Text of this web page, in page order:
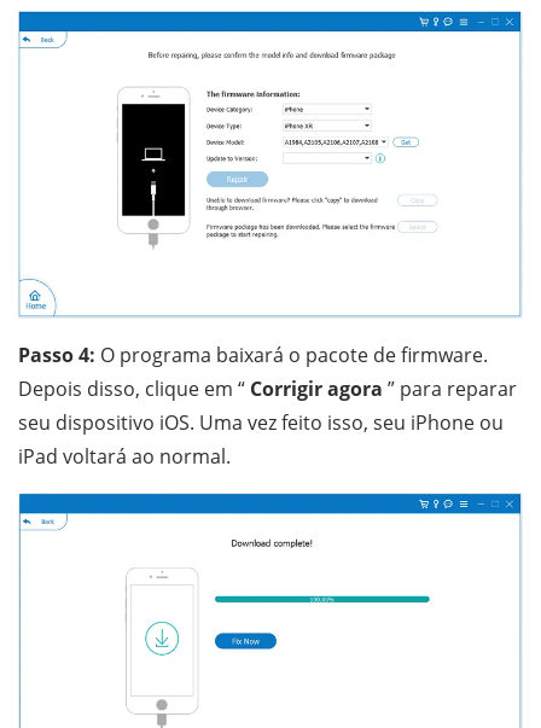
Passo 4: O programa baixará o pacote de firmware.
Depois disso, clique em “ Corrigir agora ” para reparar
seu dispositivo iOS. Uma vez feito isso, seu iPhone ou
iPad voltará ao normal.